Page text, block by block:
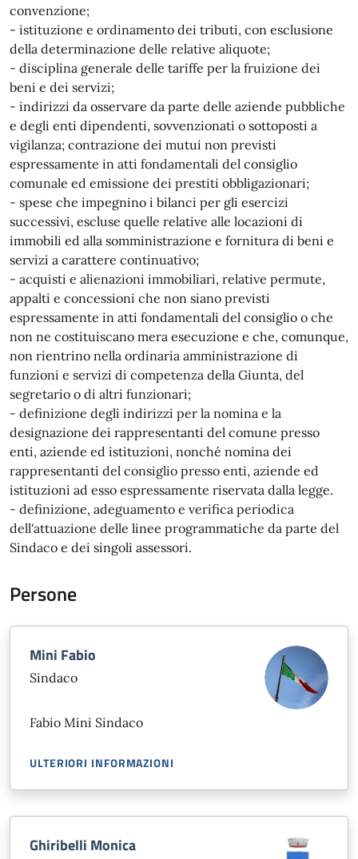
convenzione;
- istituzione e ordinamento dei tributi, con esclusione
della determinazione delle relative aliquote;
- disciplina generale delle tariffe per la fruizione dei
beni e dei servizi;
- indirizzi da osservare da parte delle aziende pubbliche
e degli enti dipendenti, sovvenzionati o sottoposti a
vigilanza; contrazione dei mutui non previsti
espressamente in atti fondamentali del consiglio
comunale ed emissione dei prestiti obbligazionari;
- spese che impegnino i bilanci per gli esercizi
successivi, escluse quelle relative alle locazioni di
immobili ed alla somministrazione e fornitura di beni e
servizi a carattere continuativo;
- acquisti e alienazioni immobiliari, relative permute,
appalti e concessioni che non siano previsti
espressamente in atti fondamentali del consiglio o che
non ne costituiscano mera esecuzione e che, comunque,
non rientrino nella ordinaria amministrazione di
funzioni e servizi di competenza della Giunta, del
segretario o di altri funzionari;
- definizione degli indirizzi per la nomina e la
designazione dei rappresentanti del comune presso
enti, aziende ed istituzioni, nonché nomina dei
rappresentanti del consiglio presso enti, aziende ed
istituzioni ad esso espressamente riservata dalla legge.
- definizione, adeguamento e verifica periodica
dell'attuazione delle linee programmatiche da parte del
Sindaco e dei singoli assessori.
Persone
Mini Fabio
Sindaco
Fabio Mini Sindaco
ULTERIORI INFORMAZIONI
Ghiribelli Monica